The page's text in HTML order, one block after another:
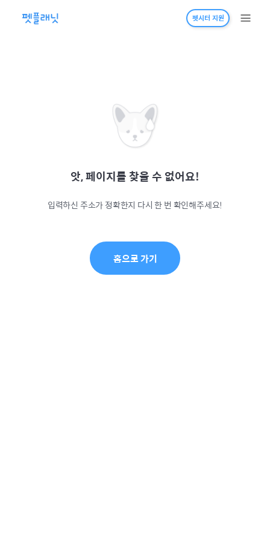
펫시터 지원
앗, 페이지를 찾을 수 없어요!
입력하신 주소가 정확한지 다시 한 번 확인해주세요!
홈으로 가기